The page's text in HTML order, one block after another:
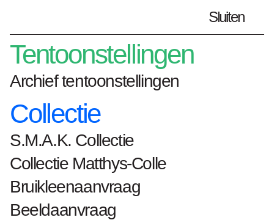
nl
Sluiten
Tentoonstellingen
Archief tentoonstellingen
Collectie
S.M.A.K. Collectie
Collectie Matthys-Colle
Bruikleenaanvraag
Beeldaanvraag
Home kunstwerken
Centro Terra
Ricardo Brey